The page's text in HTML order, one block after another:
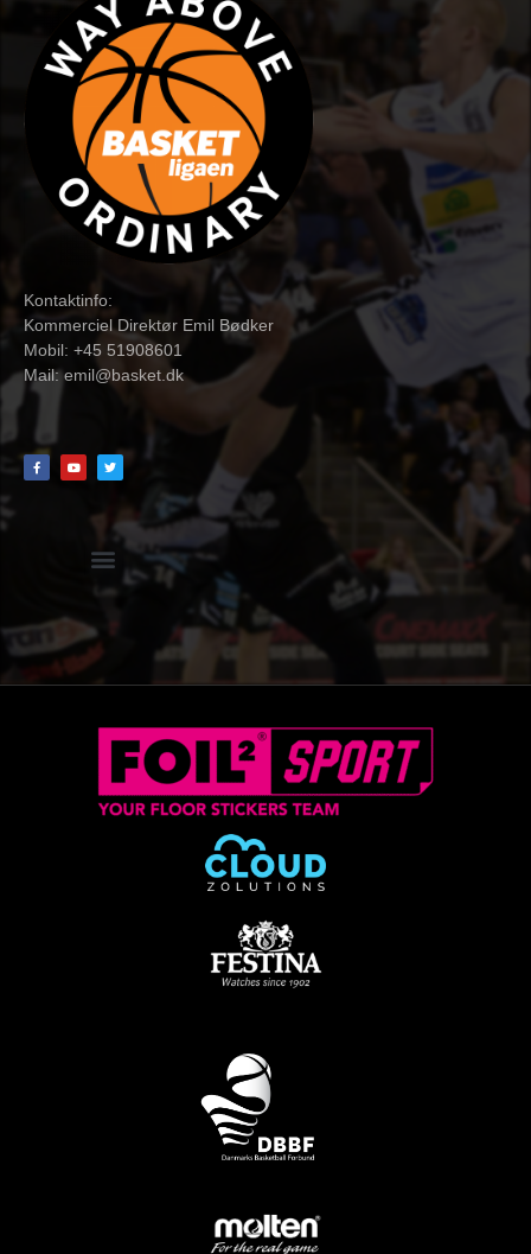
Kontaktinfo:
Kommerciel Direktør Emil Bødker
Mobil: +45 51908601
Mail:emil@basket.dk